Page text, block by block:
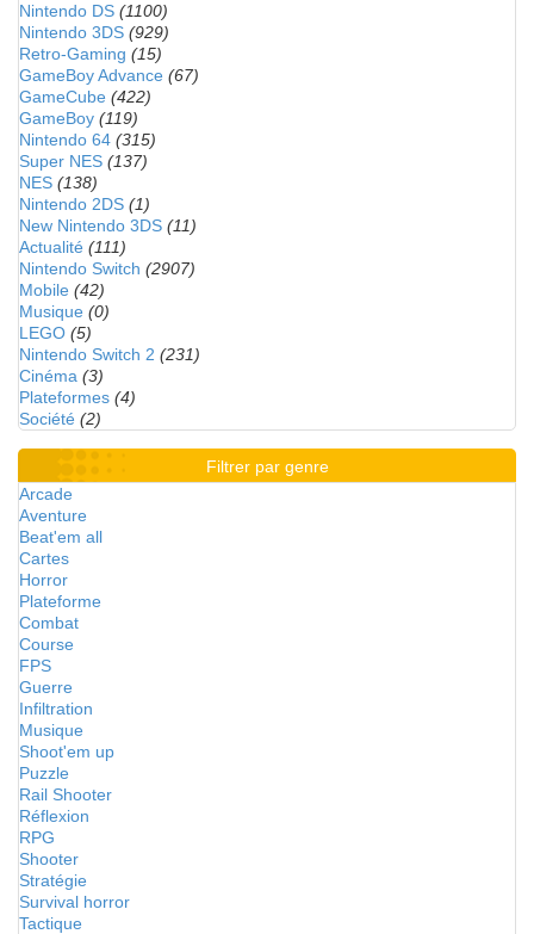
Nintendo DS (1100)
Nintendo 3DS (929)
Retro-Gaming (15)
GameBoy Advance (67)
GameCube (422)
GameBoy (119)
Nintendo 64 (315)
Super NES (137)
NES (138)
Nintendo 2DS (1)
New Nintendo 3DS (11)
Actualité (111)
Nintendo Switch (2907)
Mobile (42)
Musique (0)
LEGO (5)
Nintendo Switch 2 (231)
Cinéma (3)
Plateformes (4)
Société (2)
Filtrer par genre
Arcade
Aventure
Beat'em all
Cartes
Horror
Plateforme
Combat
Course
FPS
Guerre
Infiltration
Musique
Shoot'em up
Puzzle
Rail Shooter
Réflexion
RPG
Shooter
Stratégie
Survival horror
Tactique